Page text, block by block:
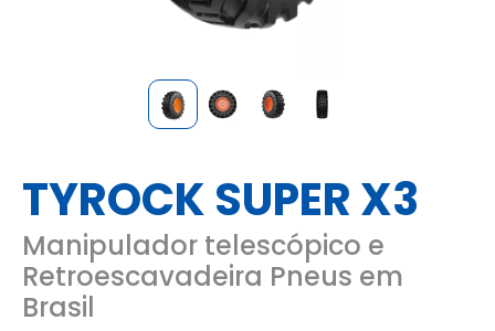
TYROCK SUPER X3
Manipulador telescópico e
Retroescavadeira Pneus em
Brasil